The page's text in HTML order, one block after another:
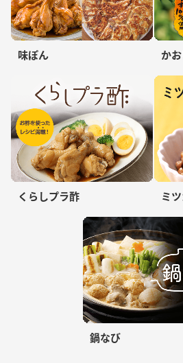
味ぽん か
くらしプラ酢 ミ
鍋なび